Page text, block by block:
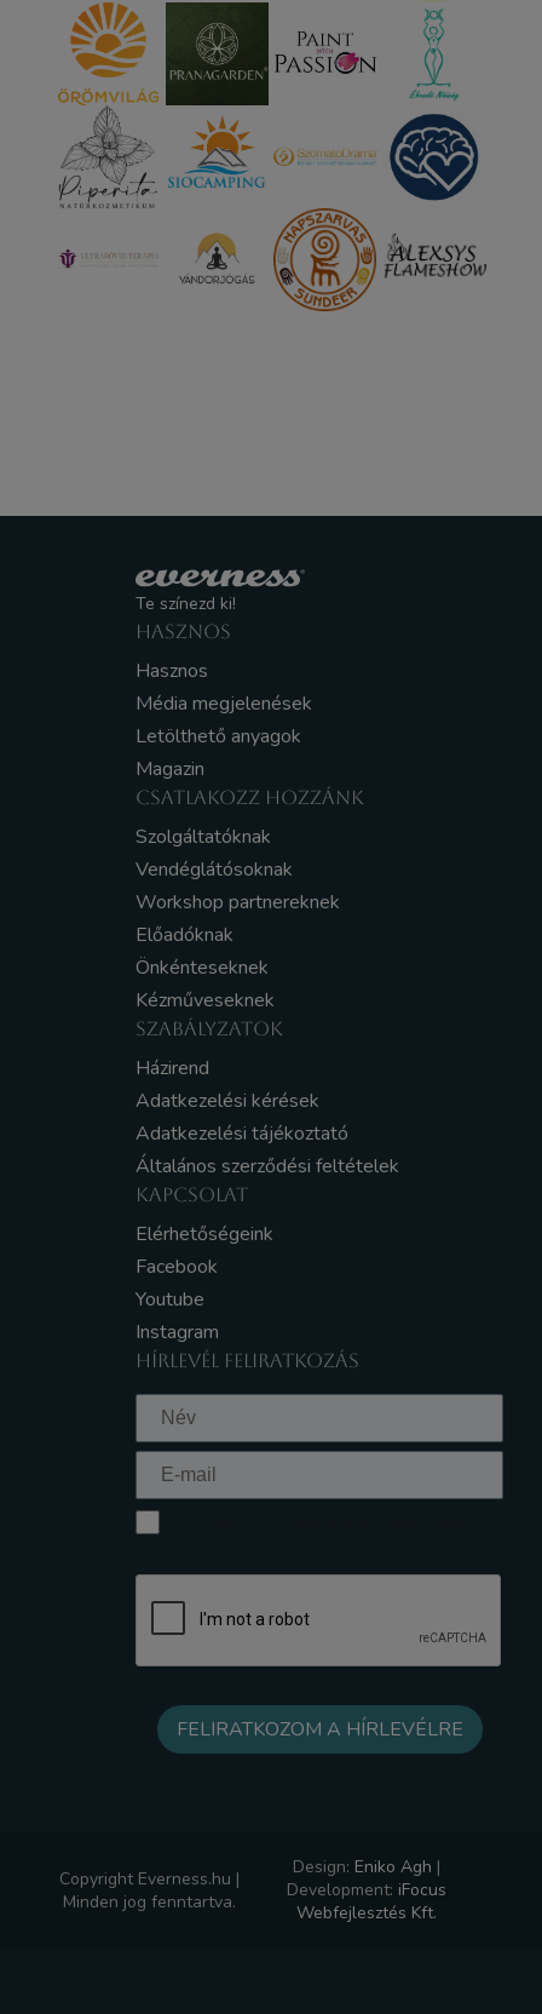
Te színezd ki!
HASZNOS
Hasznos
Média megjelenések
Letölthető anyagok
Magazin
CSATLAKOZZ HOZZÁNK
Szolgáltatóknak
Vendéglátósoknak
Workshop partnereknek
Előadóknak
Önkénteseknek
Kézműveseknek
SZABÁLYZATOK
Házirend
Adatkezelési kérések
Adatkezelési tájékoztató
Általános szerződési feltételek
KAPCSOLAT
Elérhetőségeink
Facebook
Youtube
Instagram
HÍRLEVÉL FELIRATKOZÁS
Copyright Everness.hu |
Minden jog fenntartva.
Design: Eniko Agh |
Development: iFocus
Webfejlesztés Kft.